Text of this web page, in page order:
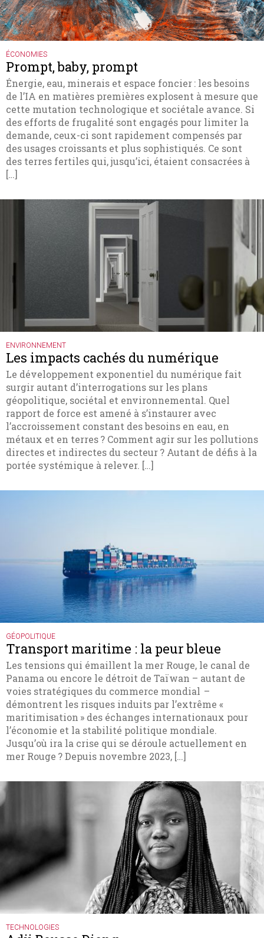
ÉCONOMIES
Prompt, baby, prompt
Énergie, eau, minerais et espace foncier : les besoins
de l’IA en matières premières explosent à mesure que
cette mutation technologique et sociétale avance. Si
des efforts de frugalité sont engagés pour limiter la
demande, ceux-ci sont rapidement compensés par
des usages croissants et plus sophistiqués. Ce sont
des terres fertiles qui, jusqu’ici, étaient consacrées à
[…]
ENVIRONNEMENT
Les impacts cachés du numérique
Le développement exponentiel du numérique fait
surgir autant d’interrogations sur les plans
géopolitique, sociétal et environnemental. Quel
rapport de force est amené à s’instaurer avec
l’accroissement constant des besoins en eau, en
métaux et en terres ? Comment agir sur les pollutions
directes et indirectes du secteur ? Autant de défis à la
portée systémique à relever. […]
GÉOPOLITIQUE
Transport maritime : la peur bleue
Les tensions qui émaillent la mer Rouge, le canal de
Panama ou encore le détroit de Taïwan ­– autant de
voies stratégiques du commerce mondial –
démontrent les risques induits par l’extrême «
maritimisation » des échanges internationaux pour
l’économie et la stabilité politique mondiale.
Jusqu’où ira la crise qui se déroule actuellement en
mer Rouge ? Depuis novembre 2023, […]
TECHNOLOGIES